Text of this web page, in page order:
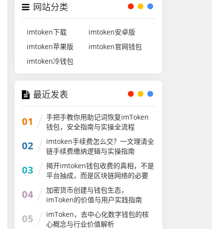
网站分类
imtoken下载
imtoken安卓版
imtoken苹果版
imtoken官网钱包
imtoken冷钱包
最近发表
01
手把手教你用助记词恢复imToken
钱包，安全指南与实操全流程
02
imtoken手续费怎么交？一文理清全
链手续费缴纳逻辑与实操指南
03
揭开imtoken钱包收费的真相，不是
平台抽成，而是区块链网络的必要
成本
04
加密货币创建与钱包生态，
imToken的价值与用户实践指南
05
imToken，去中心化数字钱包的核
心概念与行业价值解析